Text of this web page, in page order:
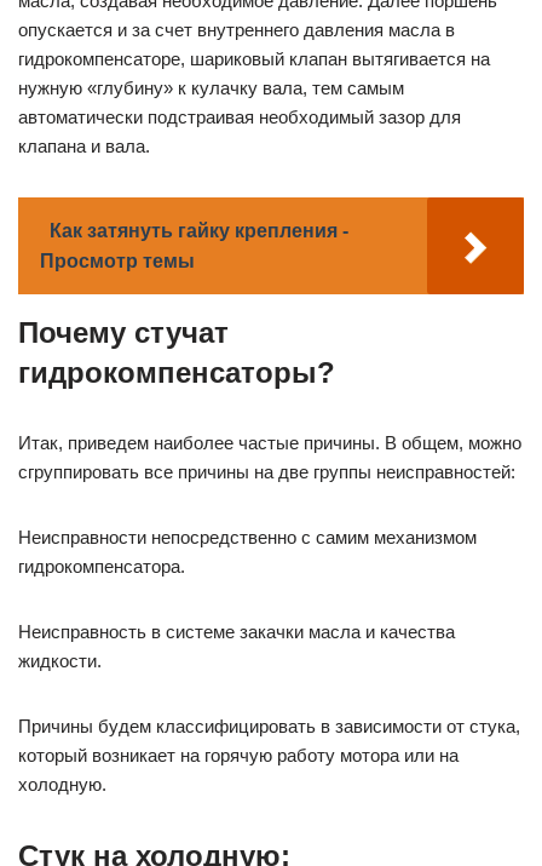
опускается и за счет внутреннего давления масла в
гидрокомпенсаторе, шариковый клапан вытягивается на
нужную «глубину» к кулачку вала, тем самым
автоматически подстраивая необходимый зазор для
клапана и вала.
Как затянуть гайку крепления -
Просмотр темы
Почему стучат
гидрокомпенсаторы?
Итак, приведем наиболее частые причины. В общем, можно
сгруппировать все причины на две группы неисправностей:
Неисправности непосредственно с самим механизмом
гидрокомпенсатора.
Неисправность в системе закачки масла и качества
жидкости.
Причины будем классифицировать в зависимости от стука,
который возникает на горячую работу мотора или на
холодную.
Стук на холодную: